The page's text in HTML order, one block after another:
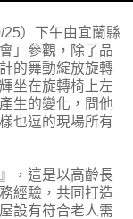
）下午由宜蘭縣
」參觀，除了品
的舞動綻放旋轉
坐在旋轉椅上左
生的變化，問他
也逗的現場所有
，這是以高齡長
經驗，共同打造
設有符合老人需